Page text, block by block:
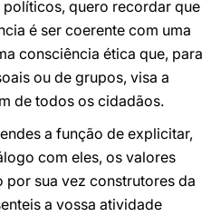
quero recordar que
é ser coerente com uma
consciência ética que, para
ou de grupos, visa a
de todos os cidadãos.
a função de explicitar,
com eles, os valores
por sua vez construtores da
a vossa atividade